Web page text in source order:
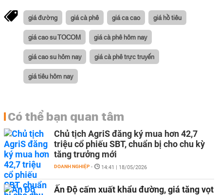
giá đường giá cà phê giá ca cao giá hồ tiêu
giá cao su TOCOM giá cà phê hôm nay
giá cao su hôm nay giá cà phê trực truyến
giá tiêu hôm nay
Có thể bạn quan tâm
Chủ tịch AgriS đăng ký mua hơn 42,7
triệu cổ phiếu SBT, chuẩn bị cho chu kỳ
tăng trưởng mới
DOANH NGHIỆP - 14:41 | 18/05/2026
Ấn Độ cấm xuất khẩu đường, giá tăng vọt